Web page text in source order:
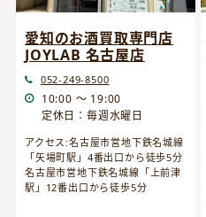
愛知のお酒買取専門店
JOYLAB 名古屋店
052-249-8500
10:00 ～ 19:00
定休日：毎週水曜日
アクセス:名古屋市営地下鉄名城線
「矢場町駅」4番出口から徒歩5分
名古屋市営地下鉄名城線「上前津
駅」12番出口から徒歩5分